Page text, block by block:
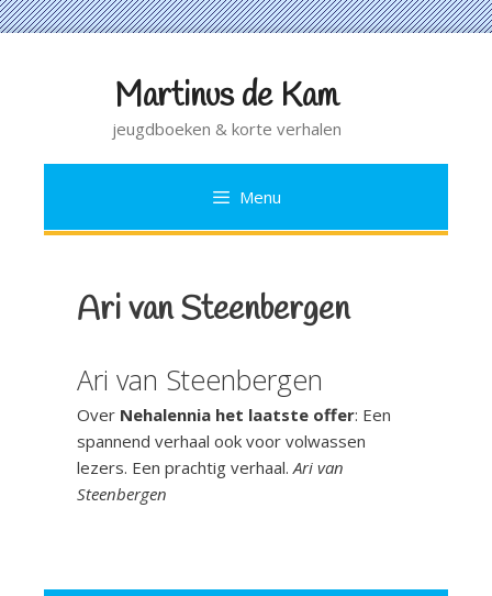
inhoud
Martinus de Kam
jeugdboeken & korte verhalen
Menu
Ari van Steenbergen
Ari van Steenbergen
Over Nehalennia het laatste offer: Een
spannend verhaal ook voor volwassen
lezers. Een prachtig verhaal.Ari van
Steenbergen